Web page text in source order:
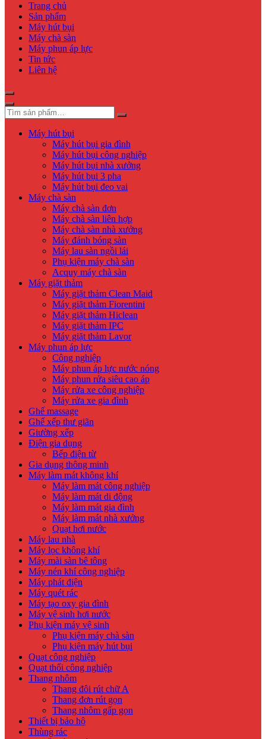
Trang chủ
Sản phẩm
Máy hút bụi
Máy chà sàn
Máy phun áp lực
Tin tức
Liên hệ
Máy hút bụi
Máy hút bụi gia đình
Máy hút bụi công nghiệp
Máy hút bụi nhà xưởng
Máy hút bụi 3 pha
Máy hút bụi đeo vai
Máy chà sàn
Máy chà sàn đơn
Máy chà sàn liên hợp
Máy chà sàn nhà xưởng
Máy đánh bóng sàn
Máy lau sàn ngồi lái
Phụ kiện máy chà sàn
Acquy máy chà sàn
Máy giặt thảm
Máy giặt thảm Clean Maid
Máy giặt thảm Fiorentini
Máy giặt thảm Hiclean
Máy giặt thảm IPC
Máy giặt thảm Lavor
Máy phun áp lực
Công nghiệp
Máy phun áp lực nước nóng
Máy phun rửa siêu cao áp
Máy rửa xe công nghiệp
Máy rửa xe gia đình
Ghế massage
Ghế xếp thư giãn
Giường xếp
Điện gia dụng
Bếp điện từ
Gia dụng thông minh
Máy làm mát không khí
Máy làm mát công nghiệp
Máy làm mát di động
Máy làm mát gia đình
Máy làm mát nhà xưởng
Quạt hơi nước
Máy lau nhà
Máy lọc không khí
Máy mài sàn bê tông
Máy nén khí công nghiệp
Máy phát điện
Máy quét rác
Máy tạo oxy gia đình
Máy vệ sinh hơi nước
Phụ kiện máy vệ sinh
Phụ kiện máy chà sàn
Phụ kiện máy hút bụi
Quạt công nghiệp
Quạt thổi công nghiệp
Thang nhôm
Thang đôi rút chữ A
Thang đơn rút gọn
Thang nhôm gấp gọn
Thiết bị bảo hộ
Thùng rác